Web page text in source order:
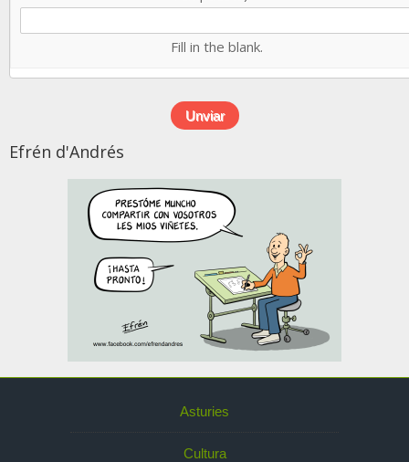
Fill in the blank.
Efrén d'Andrés
Asturies
Cultura